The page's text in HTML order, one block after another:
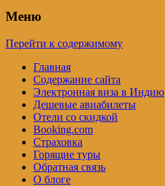
Меню
Перейти к содержимому
Главная
Содержание сайта
Электронная виза в Индию
Дешевые авиабилеты
Отели со скидкой
Booking.com
Страховка
Горящие туры
Обратная связь
О блоге